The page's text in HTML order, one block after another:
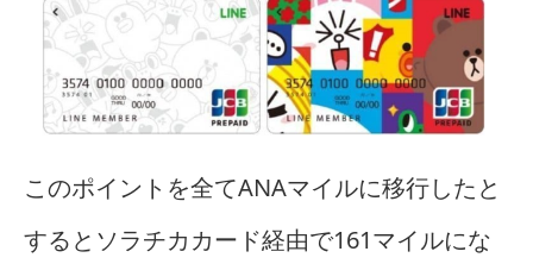
このポイントを全てANAマイルに移行したと
するとソラチカカード経由で161マイルにな